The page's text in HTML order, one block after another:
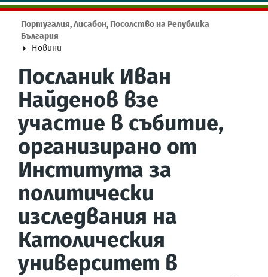
Португалия, Лисабон, Посолство на Република
България
Новини
Посланик Иван
Найденов взе
участие в събитие,
организирано от
Института за
политически
изследвания на
Католическия
университет в